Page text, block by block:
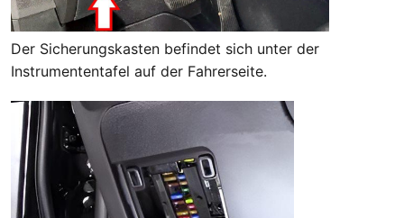
Der Sicherungskasten befindet sich unter der
Instrumententafel auf der Fahrerseite.